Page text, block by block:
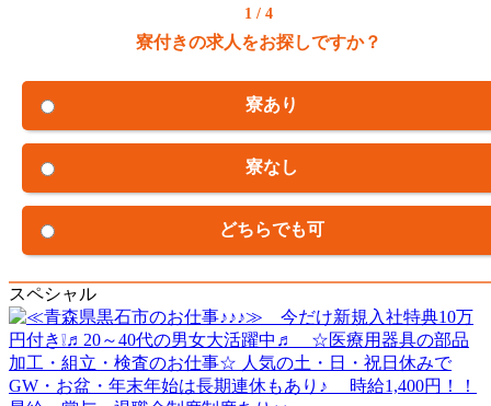
1 / 4
寮付きの求人をお探しですか？
寮あり
寮なし
どちらでも可
スペシャル